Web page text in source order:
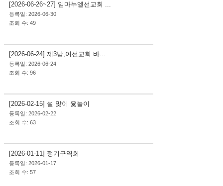
[2026-06-26~27] 임마누엘선교회 ...
등록일: 2026-06-30
조회 수: 49
[2026-06-24] 제3남,여선교회 바...
등록일: 2026-06-24
조회 수: 96
[2026-02-15] 설 맞이 윷놀이
등록일: 2026-02-22
조회 수: 63
[2026-01-11] 정기구역회
등록일: 2026-01-17
조회 수: 57